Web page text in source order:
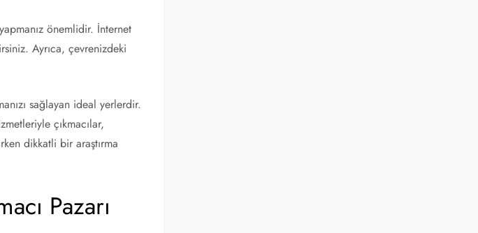
önemlidir. İnternet
Ayrıca, çevrenizdeki
sağlayan ideal yerlerdir.
çıkmacılar,
dikkatli bir araştırma
Pazarı